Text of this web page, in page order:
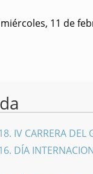
11 de
. IV CARRERA DEL
. DÍA